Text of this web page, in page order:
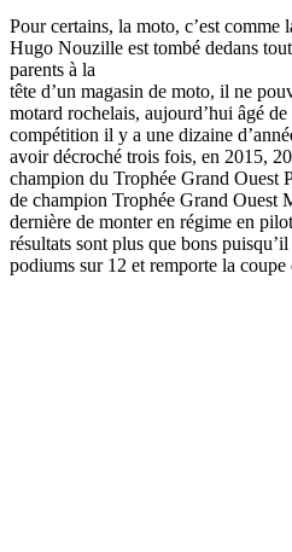
Pour certains, la moto, c’est
Hugo Nouzille est tombé dedans
parents à la
tête d’un magasin de moto, il ne
motard rochelais, aujourd’hui âgé de
compétition il y a une dizaine
avoir décroché trois fois, en 2015,
champion du Trophée Grand Ouest
de champion Trophée Grand Ouest
dernière de monter en régime en
résultats sont plus que bons
podiums sur 12 et remporte la